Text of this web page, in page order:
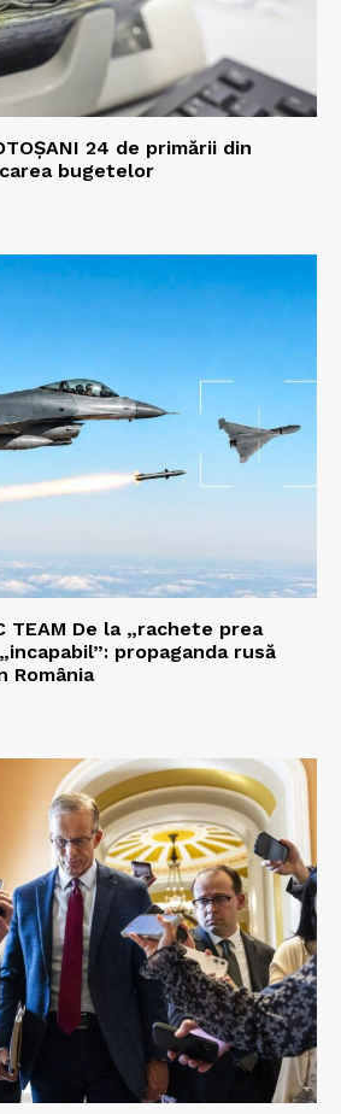
24 de primării din
bugetelor
TEAM De la „rachete prea
propaganda rusă
România